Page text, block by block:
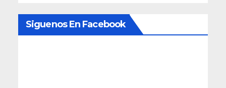
Siguenos En Facebook